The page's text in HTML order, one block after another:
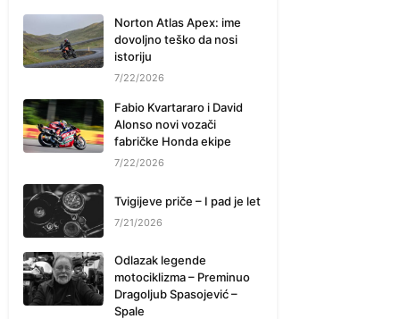
Norton Atlas Apex: ime
dovoljno teško da nosi
istoriju
7/22/2026
Fabio Kvartararo i David
Alonso novi vozači
fabričke Honda ekipe
7/22/2026
Tvigijeve priče – I pad je let
7/21/2026
Odlazak legende
motociklizma – Preminuo
Dragoljub Spasojević –
Spale